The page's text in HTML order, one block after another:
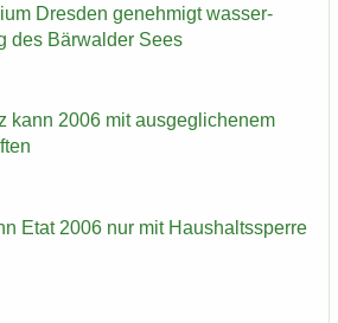
Dres­den ge­neh­migt was­ser­
des Bär­wal­der Sees
kann 2006 mit aus­ge­gli­che­nem
Etat 2006 nur mit Haus­halts­sper­re